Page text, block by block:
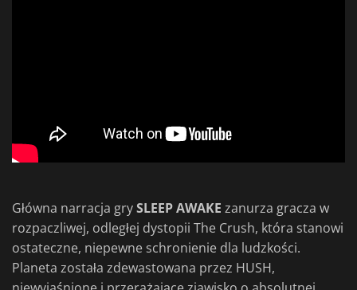
Główna narracja grySLEEP AWAKE zanurza gracza w
rozpaczliwej, odległej dystopii The Crush, która stanowi
ostateczne, niepewne schronienie dla ludzkości.
Planeta została zdewastowana przez HUSH,